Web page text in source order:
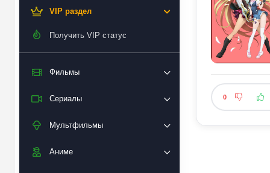
VIP раздел
Получить VIP статус
Фильмы
Сериалы
Мультфильмы
Аниме
0